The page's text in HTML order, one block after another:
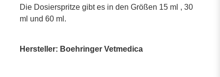
Die Dosierspritze gibt es in den Größen 15 ml , 30
ml und 60 ml.
Hersteller: Boehringer Vetmedica